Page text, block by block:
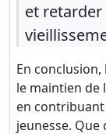
et retarder
En conclusion,
le maintien de
en
jeunesse.